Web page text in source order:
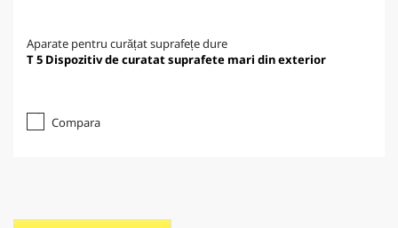
Aparate pentru curățat suprafețe dure
T 5 Dispozitiv de curatat suprafete mari din exterior
Compara